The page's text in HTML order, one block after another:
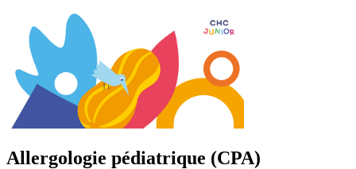
Allergologie pédiatrique (CPA)